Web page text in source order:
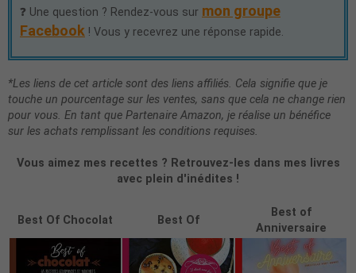
❓ Une question ? Rendez-vous sur mon groupe
Facebook ! Vous y recevrez une réponse rapide.
*Les liens de cet article sont des liens affiliés. Cela signifie que je
touche un pourcentage sur les ventes, sans que cela ne change rien
pour vous. En tant que Partenaire Amazon, je réalise un bénéfice
sur les achats remplissant les conditions requises.
Vous aimez mes recettes ? Retrouvez-les dans mes livres
avec plein d'inédites !
Best Of Chocolat Best Of
Best of
Anniversaire